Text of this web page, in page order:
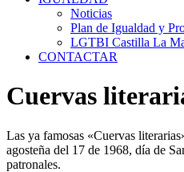
Noticias
Plan de Igualdad y
LGTBI Castilla La
CONTACTAR
Cuervas
Las ya famosas «Cuervas
agosteña del 17 de 1968, día de
patronales.